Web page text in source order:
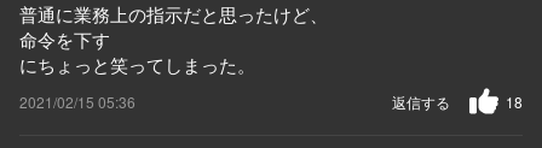
普通に業務上の指示だと思ったけど、
命令を下す
にちょっと笑ってしまった。
2021/02/15 05:36 18
返信する